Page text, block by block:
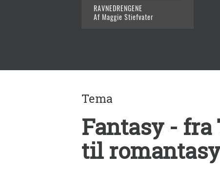
RAVNEDRENGENE
Af Maggie Stiefvater
Tema
Fantasy -
til romantasy